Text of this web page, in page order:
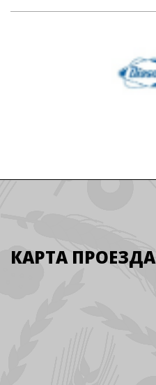
КАРТА ПРОЕЗДА